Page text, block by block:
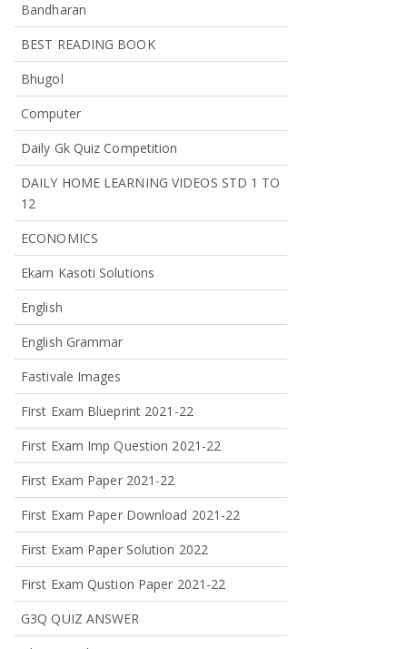
Bandharan
BEST READING BOOK
Bhugol
Computer
Daily Gk Quiz Competition
DAILY HOME LEARNING VIDEOS STD 1 TO
12
ECONOMICS
Ekam Kasoti Solutions
English
English Grammar
Fastivale Images
First Exam Blueprint 2021-22
First Exam Imp Question 2021-22
First Exam Paper 2021-22
First Exam Paper Download 2021-22
First Exam Paper Solution 2022
First Exam Qustion Paper 2021-22
G3Q QUIZ ANSWER